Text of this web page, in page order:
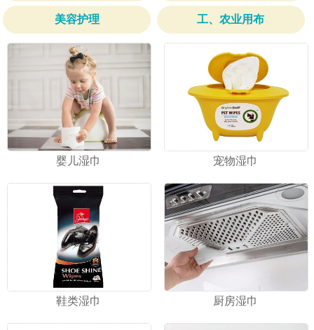
美容护理 工、农业用布
婴儿湿巾 宠物湿巾
鞋类湿巾 厨房湿巾